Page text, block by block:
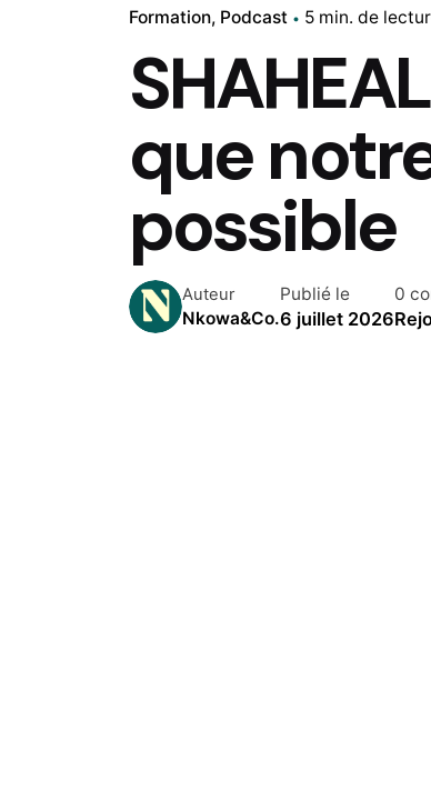
Formation Podcast 5 min. de
que
possible
Auteur
Nkowa&Co.
Publié le
6 juillet 2026
0